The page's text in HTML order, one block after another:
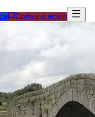
Comunicación